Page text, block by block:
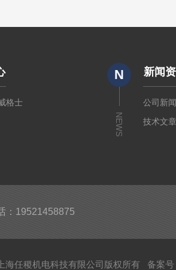
格士
N
NEWS
新闻
公司新
技术文
：19521458875
海任稷机电科技有限公司版权所有 备案号